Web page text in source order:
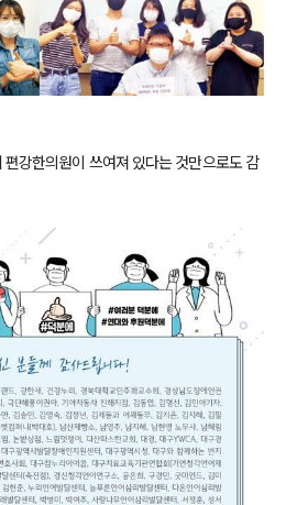
강한의원이 쓰여져 있다는 것만으로도 감